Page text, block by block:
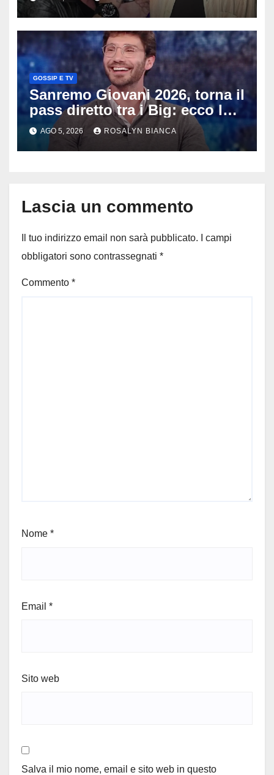
anni
GOSSIP E TV
Sanremo Giovani 2026, torna il
pass diretto tra i Big: ecco la
rivoluzione di Stefano De
Martino
AGO 5, 2026 ROSALYN BIANCA
Lascia un commento
Il tuo indirizzo email non sarà pubblicato.
I campi
obbligatori sono contrassegnati *
Commento *
Nome *
Email *
Sito web
Salva il mio nome, email e sito web in questo